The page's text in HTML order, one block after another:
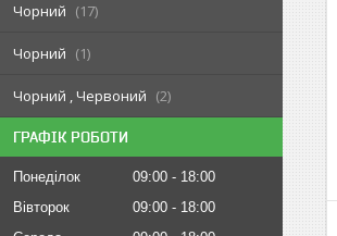
Чорний 17
Чорний 1
Чорний , Червоний 2
ГРАФІК РОБОТИ
Понеділок 09:00
18:00
Вівторок
09:00
18:00